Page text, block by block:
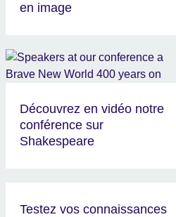
en image
Découvrez en vidéo notre
conférence sur
Shakespeare
Testez vos connaissances